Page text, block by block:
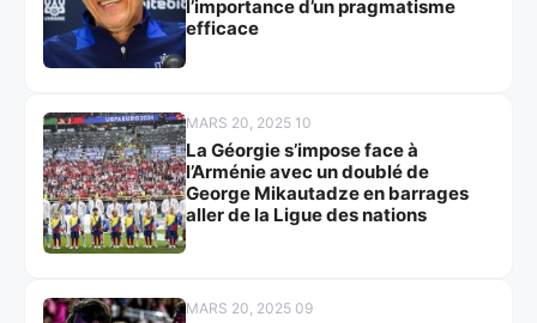
l’importance d’un pragmatisme
efficace
MARS 20, 2025 10
La Géorgie s’impose face à
l’Arménie avec un doublé de
George Mikautadze en barrages
aller de la Ligue des nations
MARS 20, 2025 09